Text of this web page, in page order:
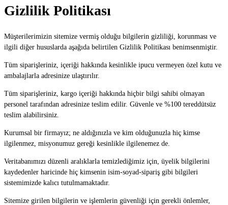
Gizlilik Politikası
Müşterilerimizin sitemize vermiş olduğu bilgilerin gizliliği, korunması ve
ilgili diğer hususlarda aşağıda belirtilen Gizlilik Politikası benimsenmiştir.
Tüm siparişleriniz, içeriği hakkında kesinlikle ipucu vermeyen özel kutu ve
ambalajlarla adresinize ulaştırılır.
Tüm siparişleriniz, kargo içeriği hakkında hiçbir bilgi sahibi olmayan
personel tarafından adresinize teslim edilir. Güvenle ve %100 tereddütsüz
teslim alabilirsiniz.
Kurumsal bir firmayız; ne aldığınızla ve kim olduğunuzla hiç kimse
ilgilenmez, misyonumuz gereği kesinlikle ilgilenemez de.
Veritabanımızı düzenli aralıklarla temizlediğimiz için, üyelik bilgilerini
kaydedenler haricinde hiç kimsenin isim-soyad-sipariş gibi bilgileri
sistemimizde kalıcı tutulmamaktadır.
Sitemize girilen bilgilerin ve işlemlerin güvenliği için gerekli önlemler,